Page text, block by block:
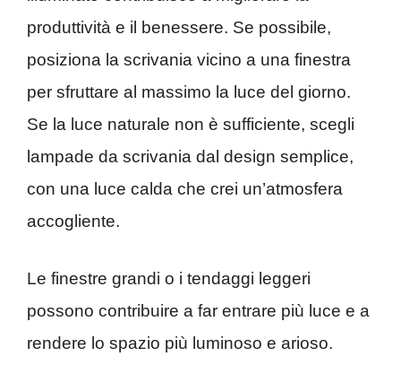
produttività e il benessere. Se possibile,
posiziona la scrivania vicino a una finestra
per sfruttare al massimo la luce del giorno.
Se la luce naturale non è sufficiente, scegli
lampade da scrivania dal design semplice,
con una luce calda che crei un’atmosfera
accogliente.
Le finestre grandi o i tendaggi leggeri
possono contribuire a far entrare più luce e a
rendere lo spazio più luminoso e arioso.